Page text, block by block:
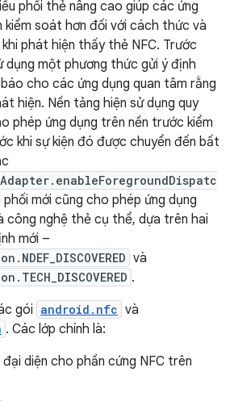
phối thẻ nâng cao giúp các ứng
kiểm soát hơn đối với cách thức và
phát hiện thấy thẻ NFC. Trước
dụng một phương thức gửi ý định
cho các ứng dụng quan tâm rằng
hiện. Nền tảng hiện sử dụng quy
phép ứng dụng trên nền trước kiểm
khi sự kiện đó được chuyển đến bất
phối mới cũng cho phép ứng dụng
công nghệ thẻ cụ thể, dựa trên hai
mới –
và
.
gói android.nfc và
. Các lớp chính là:
đại diện cho phần cứng NFC trên